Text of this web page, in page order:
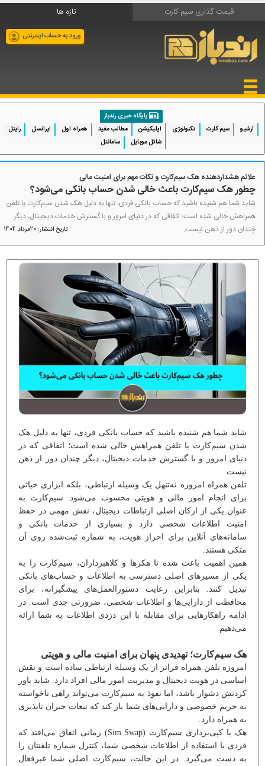
قیمت گذاری سیم کارت تازه ها
ورود به حساب اینترنتی
پایگاه خبری رندباز
آرشیو
سیم کارت تکنولوژی اپلیکیشن مطالب مفید همراه اول ایرانسل
رایتل
شاتل موبایل
سامانتل
علائم هشداردهنده هک سیم‌کارت و نکات مهم برای امنیت مالی
چطور هک سیم‌کارت باعث خالی شدن حساب بانکی می‌شود؟
شاید شما هم شنیده باشید که حساب بانکی فردی، تنها به دلیل هک شدن سیم‌کارت یا تلفن
همراهش خالی شده است؛ اتفاقی که در دنیای امروز و با گسترش خدمات دیجیتال، دیگر
چندان دور از ذهن نیست.
تاریخ انتشار: 20مرداد 1404
شاید شما هم شنیده باشید که حساب بانکی فردی، تنها به دلیل هک
شدن سیم‌کارت یا تلفن همراهش خالی شده است؛ اتفاقی که در
دنیای امروز و با گسترش خدمات دیجیتال، دیگر چندان دور از ذهن
نیست.
تلفن همراه امروزه نه‌تنهل یک وسیله ارتباطی، بلکه ابزاری حیاتی
برای انجام امور مالی و هویتی محسوب می‌شود. سیم‌کارت به
عنوان یکی از ارکان اصلی ارتباطات دیجیتال، نقش مهمی در حفظ
امنیت اطلاعات شخصی دارد و بسیاری از خدمات بانکی و
سامانه‌های آنلاین برای احراز هویت، به شماره ثبت‌شده روی آن
متکی هستند.
همین اهمیت باعث شده تا هکرها و کلاهبرداران، سیم‌کارت را به
یکی از مسیرهای اصلی دسترسی به اطلاعات و حساب‌های بانکی
تبدیل کنند. بنابراین رعایت دستورالعمل‌های پیشگیرانه، برای
محافظت از دارایی‌ها و اطلاعات شخصی، ضرورتی جدی است. در
ادامه راهکارهایی برای مقابله با این دزدی اطلاعات به شما ارائه
می‌دهیم.
هک سیم‌کارت؛ تهدیدی پنهان برای امنیت مالی و هویتی
امروزه تلفن همراه فراتر از یک وسیله ارتباطی ساده است و نقش
اساسی در هویت دیجیتال و مدیریت امور مالی افراد دارد. شاید باور
کردنش دشوار باشد، اما نفوذ به سیم‌کارت می‌تواند راهی ناخواسته
به حریم خصوصی و دارایی‌های شما باز کند که تبعات جبران ‌ناپذیری
به همراه دارد.
هک یا کپی‌برداری سیم‌کارت (Sim Swap) زمانی اتفاق می‌افتد که
فردی با استفاده از اطلاعات شخصی شما، کنترل شماره تلفنتان را
به دست می‌گیرد. در این حالت، سیم‌کارت اصلی شما غیرفعال